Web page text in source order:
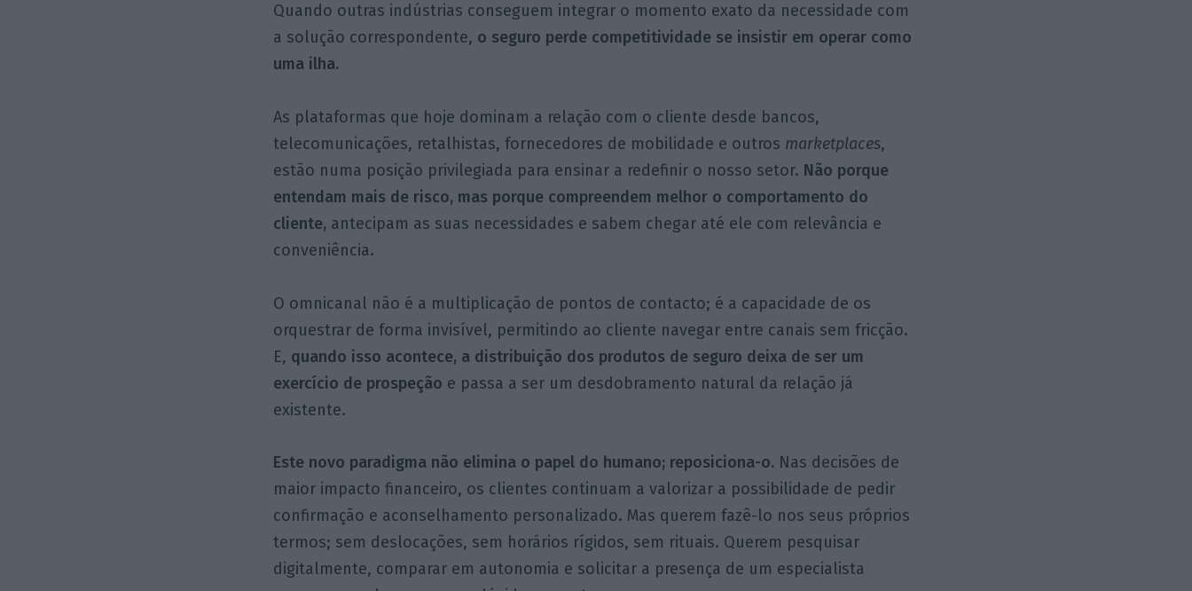
Quando outras indústrias conseguem integrar o momento exato da necessidade com
a solução correspondente, o seguro perde competitividade se insistir em operar como
uma ilha.
As plataformas que hoje dominam a relação com o cliente desde bancos,
telecomunicações, retalhistas, fornecedores de mobilidade e outros marketplaces,
estão numa posição privilegiada para ensinar a redefinir o nosso setor. Não porque
entendam mais de risco, mas porque compreendem melhor o comportamento do
cliente, antecipam as suas necessidades e sabem chegar até ele com relevância e
conveniência.
O omnicanal não é a multiplicação de pontos de contacto; é a capacidade de os
orquestrar de forma invisível, permitindo ao cliente navegar entre canais sem fricção.
E, quando isso acontece, a distribuição dos produtos de seguro deixa de ser um
exercício de prospeção e passa a ser um desdobramento natural da relação já
existente.
Este novo paradigma não elimina o papel do humano; reposiciona-o. Nas decisões de
maior impacto financeiro, os clientes continuam a valorizar a possibilidade de pedir
confirmação e aconselhamento personalizado. Mas querem fazê-lo nos seus próprios
termos; sem deslocações, sem horários rígidos, sem rituais. Querem pesquisar
digitalmente, comparar em autonomia e solicitar a presença de um especialista